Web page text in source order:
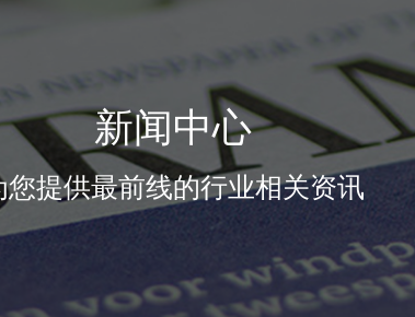
新闻中心
您提供最前线的行业相关资讯